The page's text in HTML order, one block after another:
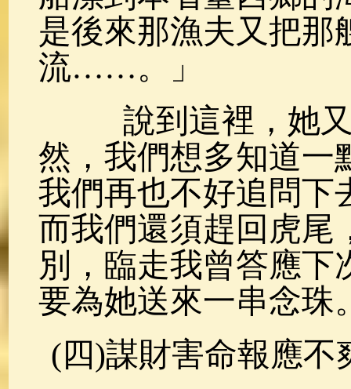
是後來那漁夫又把那
流……。」
說到這裡，她又
然，我們想多知道一
我們再也不好追問下
而我們還須趕回虎尾
別，臨走我曾答應下
要為她送來一串念珠
(四)謀財害命報應不